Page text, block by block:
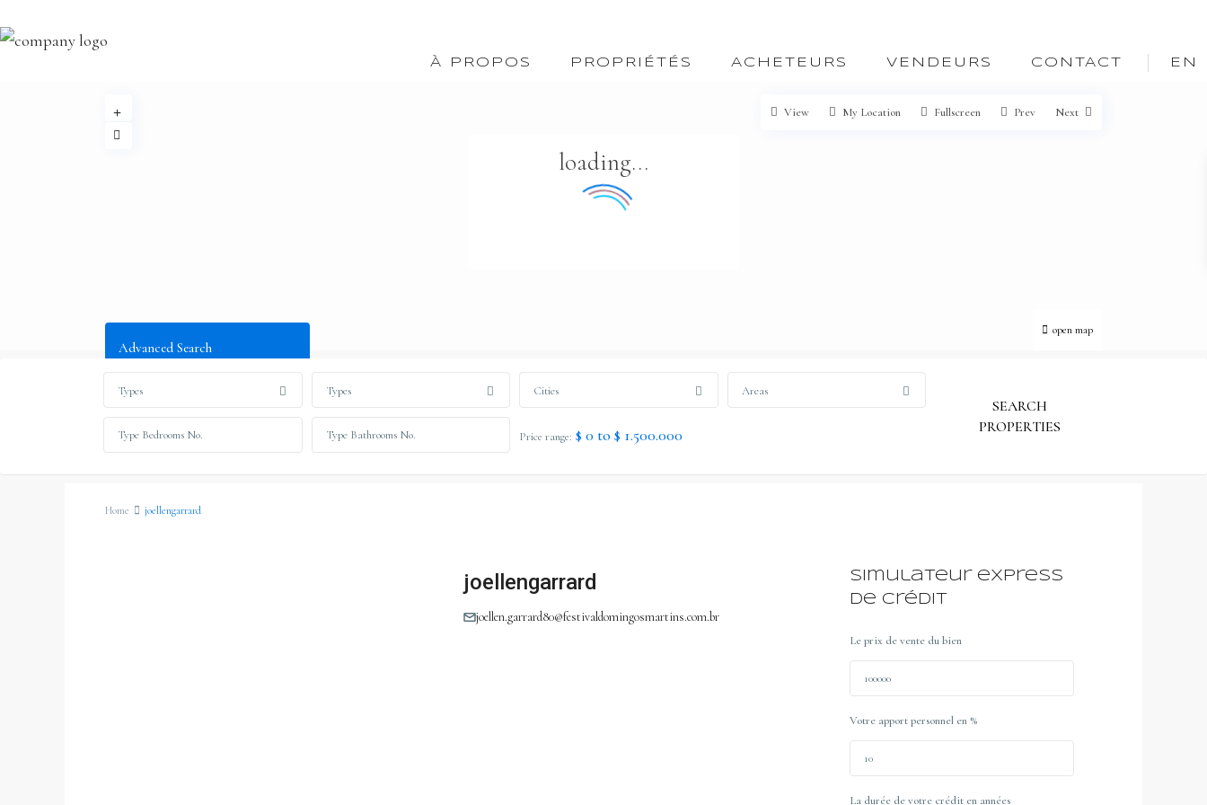
À PROPOS PROPRIÉTÉS ACHETEURS VENDEURS CONTACT EN
loading...
open map
View My Location Fullscreen Prev Next
Advanced Search
Types Types Cities Areas
Price range: $ 0 to $ 1.500.000
Home joellengarrard
joellengarrard
joellen.garrard80@festivaldomingosmartins.com.br
Simulateur express
de crédit
Le prix de vente du bien
Votre apport personnel en %
La durée de votre crédit en années